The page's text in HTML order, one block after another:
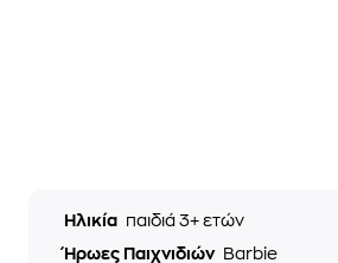
Ηλικία παιδιά 3+ ετών
Ήρωες Παιχνιδιών Barbie